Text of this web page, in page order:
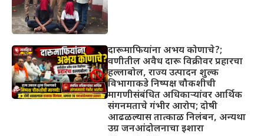
दारूमाफियांना अभय कोणाचे?;
वणीतील अवैध दारू विक्रीवर प्रहारचा
हल्लाबोल, राज्य उत्पादन शुल्क
विभागाकडे निष्पक्ष चौकशीची
मागणीसंबंधित अधिकाऱ्यांवर आर्थिक
संगनमताचे गंभीर आरोप; दोषी
आढळल्यास तात्काळ निलंबन, अन्यथा
उग्र जनआंदोलनाचा इशारा